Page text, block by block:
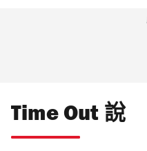
Time Out 說